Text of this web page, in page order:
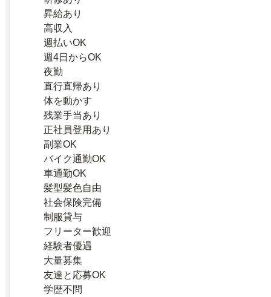
昇給あり
高収入
週払いOK
週4日からOK
夜勤
直行直帰あり
体を動かす
残業手当あり
正社員登用あり
副業OK
バイク通勤OK
車通勤OK
髪型髪色自由
社会保険完備
制服貸与
フリーター歓迎
経験者優遇
大量募集
友達と応募OK
学歴不問